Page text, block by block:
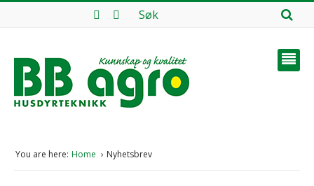
You are here: Home Nyhetsbrev